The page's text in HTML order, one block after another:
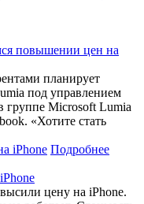
повышении цен на
планирует
под управлением
группе Microsoft Lumia
«Хотите стать
Подробнее
цену на iPhone.